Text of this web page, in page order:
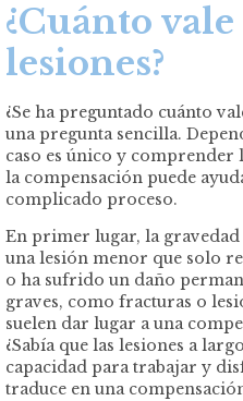
¿Cuánto
lesiones?
¿Se ha preguntado cuánto
una pregunta sencilla.
caso es único y comprender
la compensación puede
complicado proceso.
En primer lugar, la gravedad
una lesión menor que solo
o ha sufrido un daño
graves, como fracturas o
suelen dar lugar a una
¿Sabía que las lesiones a
capacidad para trabajar y
traduce en una